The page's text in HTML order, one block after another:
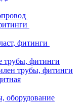
фитинги
трубы, фитинги
трубы, фитинги
оборудование